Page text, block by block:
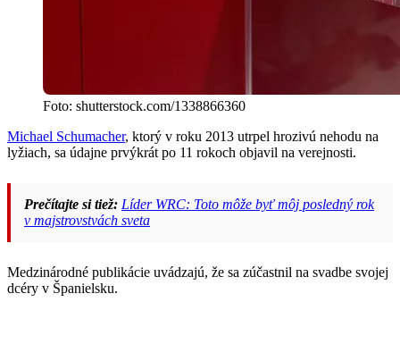
Foto: shutterstock.com/1338866360
Michael Schumacher, ktorý v roku 2013 utrpel hrozivú nehodu na
lyžiach, sa údajne prvýkrát po 11 rokoch objavil na verejnosti.
Prečítajte si tiež: Líder WRC: Toto môže byť môj posledný rok
v majstrovstvách sveta
Medzinárodné publikácie uvádzajú, že sa zúčastnil na svadbe svojej
dcéry v Španielsku.